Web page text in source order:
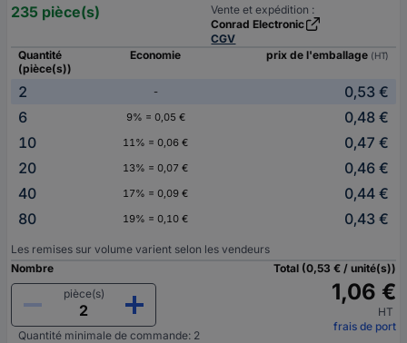
235 pièce(s)
Vente et expédition :
Conrad Electronic
CGV
Quantité
(pièce(s))
Economie prix de l'emballage (HT)
2 -
0,53 €
6
9% = 0,05 €
0,48 €
10
11% = 0,06 €
0,47 €
20
13% = 0,07 €
0,46 €
40
17% = 0,09 €
0,44 €
80
19% = 0,10 € 0,43 €
Les remises sur volume varient selon les vendeurs
Nombre
pièce(s)
Quantité minimale de commande: 2
Total (0,53 € / unité(s))
1,06 €
HT
frais de port